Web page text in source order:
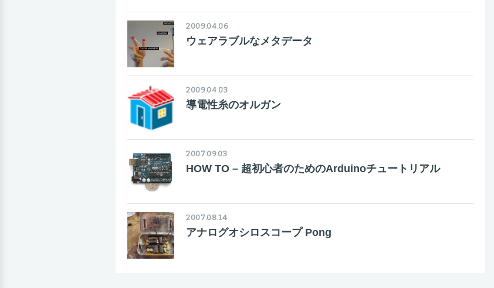
2009.04.06
ウェアラブルなメタデータ
2009.04.03
導電性糸のオルガン
2007.09.03
HOW TO – 超初心者のためのArduinoチュートリアル
2007.08.14
アナログオシロスコープ Pong